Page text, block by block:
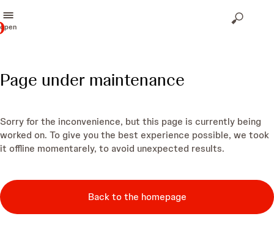
open
Page under maintenance
Sorry for the inconvenience, but this page is currently being
worked on. To give you the best experience possible, we took
it offline momentarely, to avoid unexpected results.
Back to the homepage